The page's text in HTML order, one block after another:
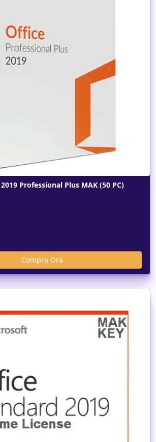
Professional Plus MAK (50 PC)
Dettagli